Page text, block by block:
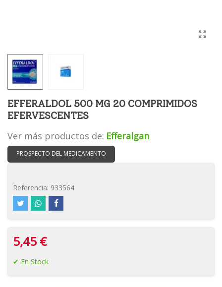
EFFERALDOL 500 MG 20 COMPRIMIDOS
EFERVESCENTES
Ver más productos de: Efferalgan
PROSPECTO DEL MEDICAMENTO
Referencia: 933564
5,45 €
En Stock